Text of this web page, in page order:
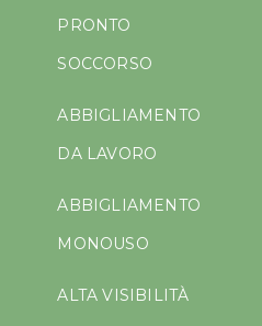
PRONTO
SOCCORSO
ABBIGLIAMENTO
DA LAVORO
ABBIGLIAMENTO
MONOUSO
ALTA VISIBILITÀ